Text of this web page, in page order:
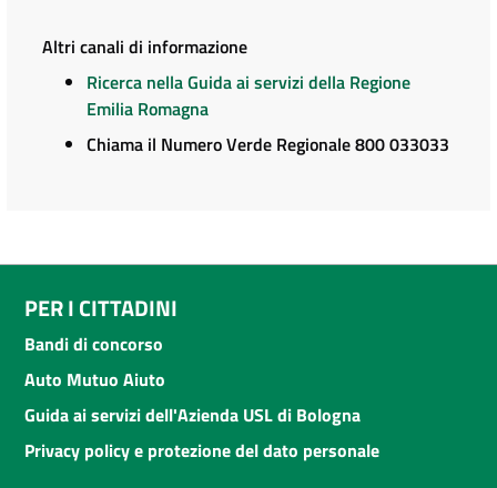
Altri canali di informazione
Ricerca nella Guida ai servizi della Regione
Emilia Romagna
Chiama il Numero Verde Regionale 800 033033
PER I CITTADINI
Bandi di concorso
Auto Mutuo Aiuto
Guida ai servizi dell'Azienda USL di Bologna
Privacy policy e protezione del dato personale